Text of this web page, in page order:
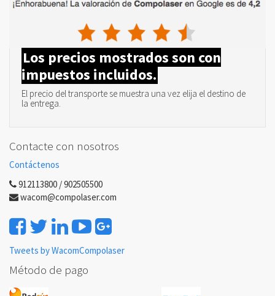
Los precios mostrados son con
impuestos incluidos.
El precio del transporte se muestra una vez elija el destino de
la entrega.
Contacte con nosotros
Contáctenos
912113800 / 902505500
wacom@compolaser.com
Tweets by WacomCompolaser
Método de pago